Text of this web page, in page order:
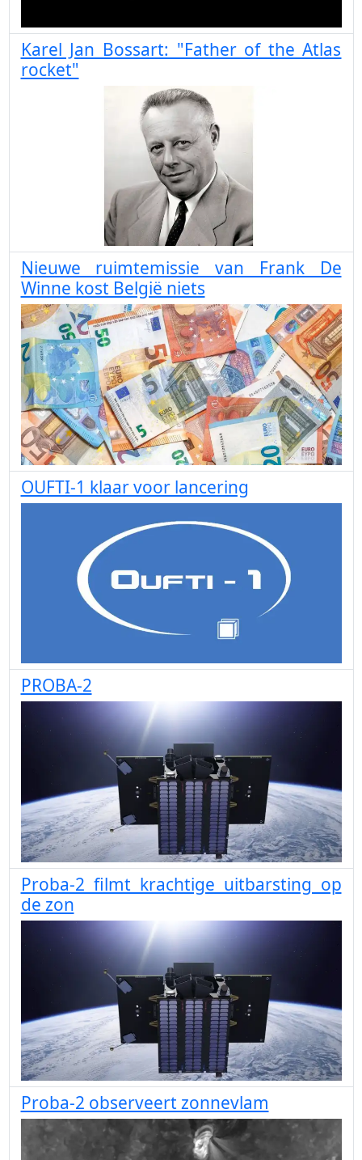
Karel Jan Bossart: "Father of the Atlas
rocket"
Nieuwe ruimtemissie van Frank De
Winne kost België niets
OUFTI-1 klaar voor lancering
PROBA-2
Proba-2 filmt krachtige uitbarsting op
de zon
Proba-2 observeert zonnevlam